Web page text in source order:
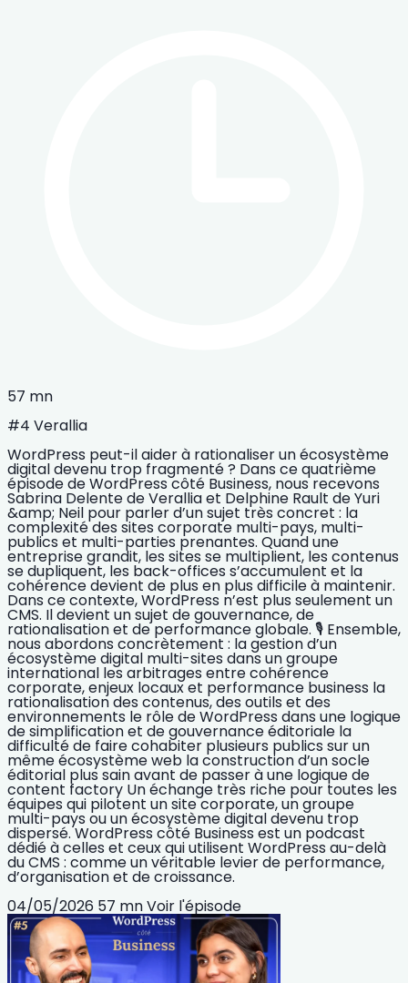
57 mn
#4 Verallia
WordPress peut-il aider à rationaliser un écosystème
digital devenu trop fragmenté ? Dans ce quatrième
épisode de WordPress côté Business, nous recevons
Sabrina Delente de Verallia et Delphine Rault de Yuri
&amp; Neil pour parler d’un sujet très concret : la
complexité des sites corporate multi-pays, multi-
publics et multi-parties prenantes. Quand une
entreprise grandit, les sites se multiplient, les contenus
se dupliquent, les back-offices s’accumulent et la
cohérence devient de plus en plus difficile à maintenir.
Dans ce contexte, WordPress n’est plus seulement un
CMS. Il devient un sujet de gouvernance, de
rationalisation et de performance globale. 🎙️ Ensemble,
nous abordons concrètement : la gestion d’un
écosystème digital multi-sites dans un groupe
international les arbitrages entre cohérence
corporate, enjeux locaux et performance business la
rationalisation des contenus, des outils et des
environnements le rôle de WordPress dans une logique
de simplification et de gouvernance éditoriale la
difficulté de faire cohabiter plusieurs publics sur un
même écosystème web la construction d’un socle
éditorial plus sain avant de passer à une logique de
content factory Un échange très riche pour toutes les
équipes qui pilotent un site corporate, un groupe
multi-pays ou un écosystème digital devenu trop
dispersé. WordPress côté Business est un podcast
dédié à celles et ceux qui utilisent WordPress au-delà
du CMS : comme un véritable levier de performance,
d’organisation et de croissance.
04/05/2026 57 mnVoir l'épisode